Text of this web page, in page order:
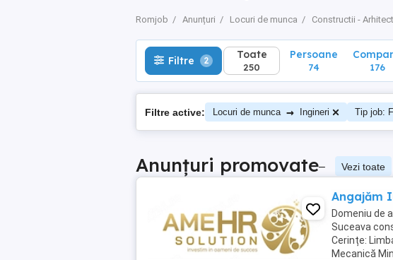
Romjob Anunțuri Locuri de munca Constructii -
Filtre 2 Toate
250
Persoane
74 176
Filtre active: Locuri de munca → Ingineri Tip job:
Anunțuri promovate– Vezi toate
Angajăm
Domeniu de
Suceava
Cerințe:
Mecanică